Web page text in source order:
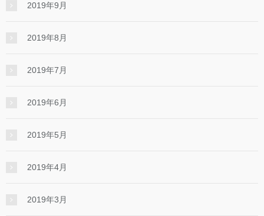
2019年9月
2019年8月
2019年7月
2019年6月
2019年5月
2019年4月
2019年3月